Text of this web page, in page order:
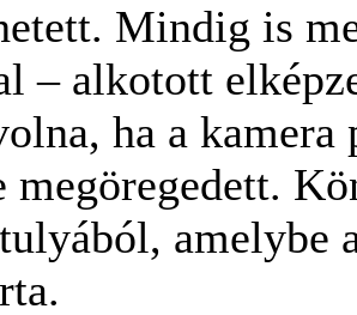
Mindig is
– alkotott
ha a
megöregedett.
amelybe